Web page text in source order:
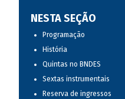
NESTA SEÇÃO
Programação
História
Quintas no BNDES
Sextas instrumentais
Reserva de ingressos